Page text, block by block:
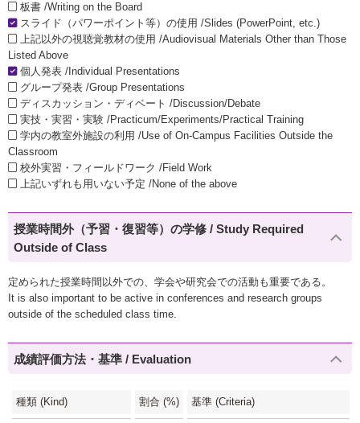
板書 /Writing on the Board
スライド（パワーポイント等）の使用 /Slides (PowerPoint, etc.)
上記以外の視聴覚教材の使用 /Audiovisual Materials Other than Those
Listed Above
個人発表 /Individual Presentations
グループ発表 /Group Presentations
ディスカッション・ディベート /Discussion/Debate
実技・実習・実験 /Practicum/Experiments/Practical Training
学内の教室外施設の利用 /Use of On-Campus Facilities Outside the
Classroom
校外実習・フィールドワーク /Field Work
上記いずれも用いない予定 /None of the above
授業時間外（予習・復習等）の学修 / Study Required
Outside of Class
定められた授業時間以外での、学会や研究会での活動も重要である。
It is also important to be active in conferences and research groups
outside of the scheduled class time.
成績評価方法・基準 / Evaluation
種類 (Kind) 割合 (%) 基準 (Criteria)